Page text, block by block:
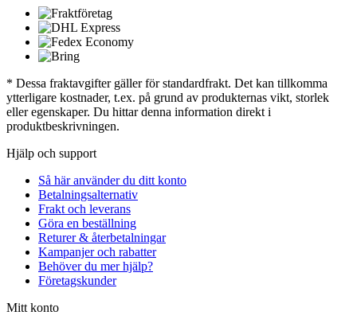
* Dessa fraktavgifter gäller för standardfrakt. Det kan tillkomma
ytterligare kostnader, t.ex. på grund av produkternas vikt, storlek
eller egenskaper. Du hittar denna information direkt i
produktbeskrivningen.
Hjälp och support
Så här använder du ditt konto
Betalningsalternativ
Frakt och leverans
Göra en beställning
Returer & återbetalningar
Kampanjer och rabatter
Behöver du mer hjälp?
Företagskunder
Mitt konto